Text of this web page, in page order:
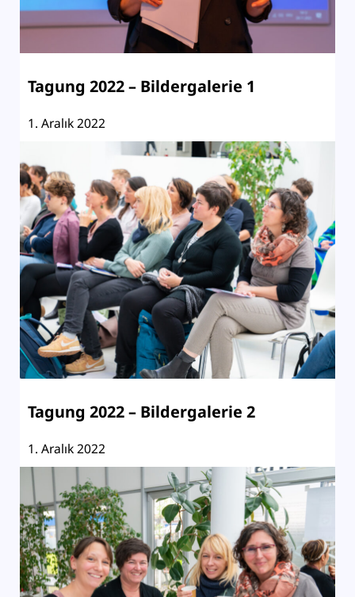
Tagung 2022 – Bildergalerie 1
1. Aralık 2022
Tagung 2022 – Bildergalerie 2
1. Aralık 2022